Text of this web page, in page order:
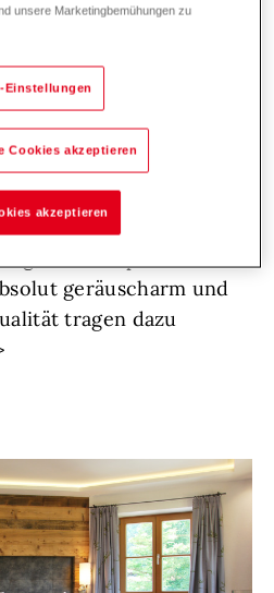
verfügt über einen
einem großzügigem
Gäste auch im Haus
Luft" haben setzt die
von Hoval.
FR- 201 sorgt, durch
und
geräuscharm und
tragen dazu
unsere Marketingbemühungen zu
Einstellungen
Cookies akzeptieren
akzeptieren